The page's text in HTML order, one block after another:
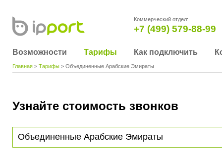
Коммерческий отдел:
+7 (499) 579-88-99
Возможности Тарифы Как подключить
Главная > Тарифы > Объединенные Арабские Эмираты
Узнайте стоимость звонков